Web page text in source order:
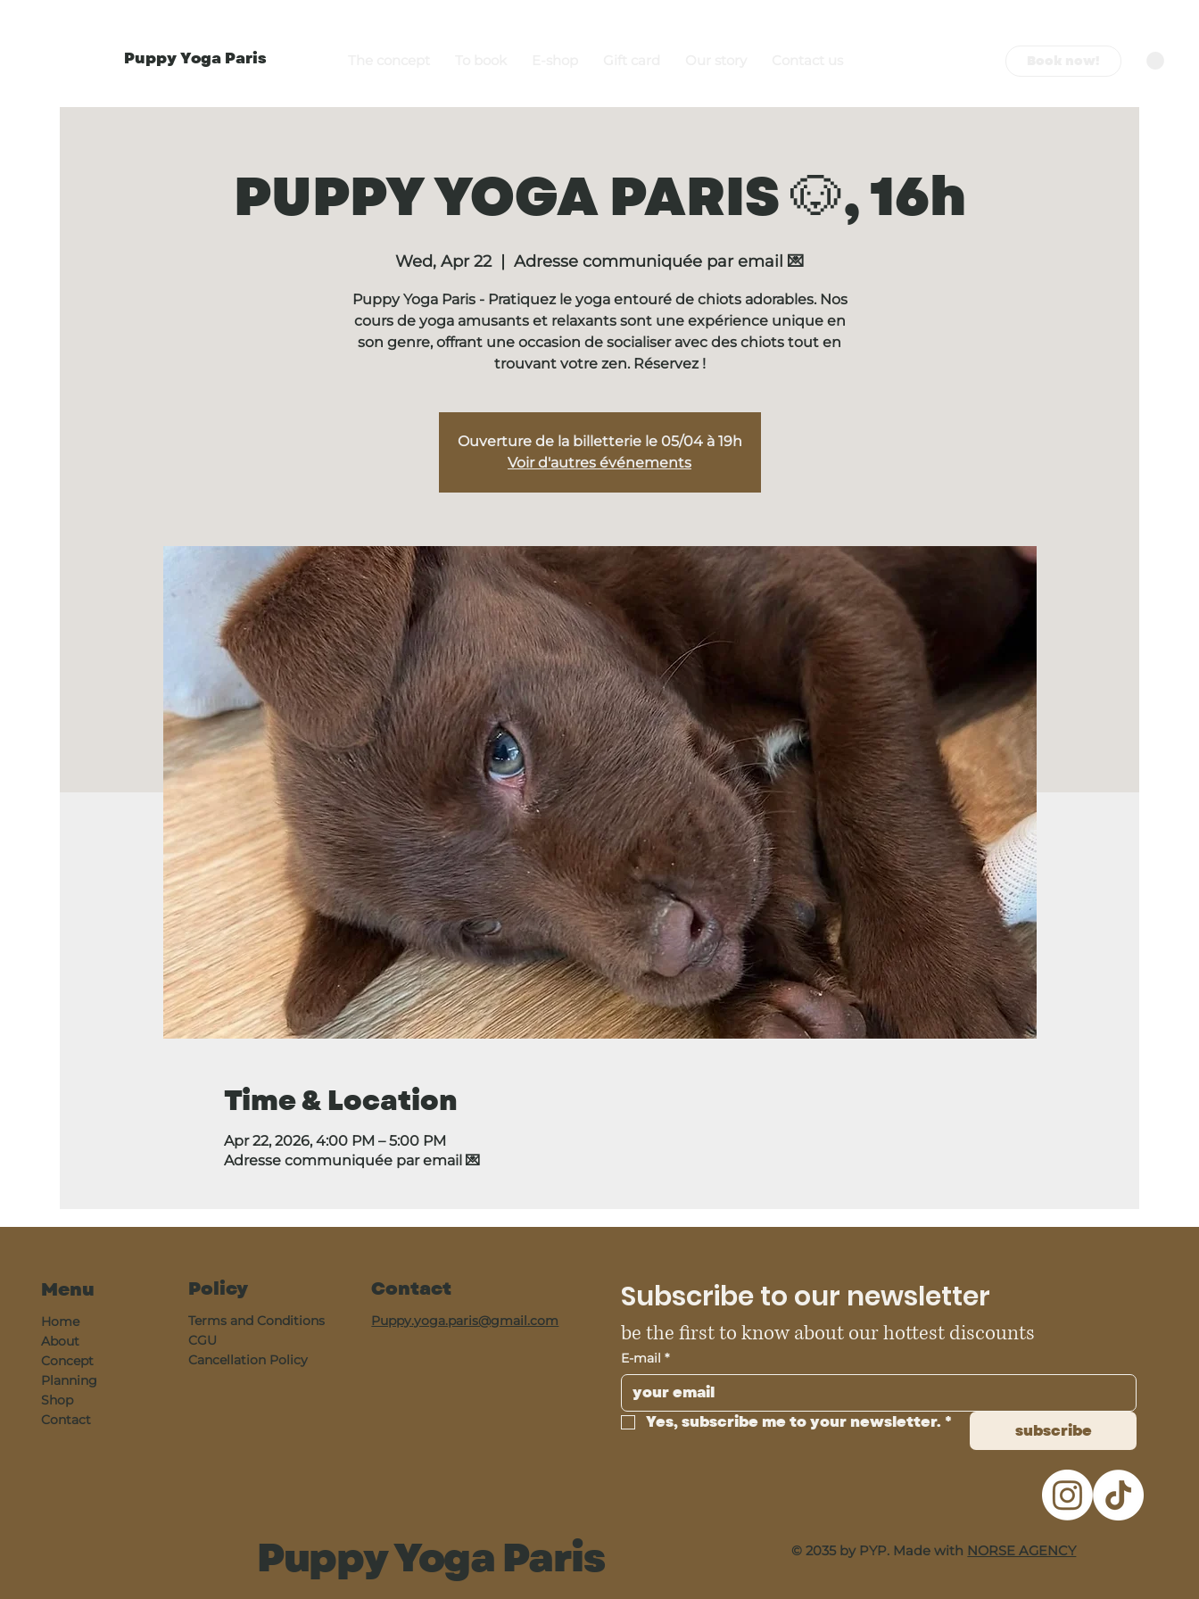
Puppy Yoga Paris
PUPPY YOGA PARIS 🐶, 16h
Wed, Apr 22
  |
Adresse communiquée par email 💌
Puppy Yoga Paris - Pratiquez le yoga entouré de chiots adorables. Nos
cours de yoga amusants et relaxants sont une expérience unique en
son genre, offrant une occasion de socialiser avec des chiots tout en
trouvant votre zen. Réservez !
Ouverture de la billetterie le 05/04 à 19h
Voir d'autres événements
Time & Location
Apr 22, 2026, 4:00 PM – 5:00 PM
Adresse communiquée par email 💌
Menu
Home
About
Concept
Planning
Shop
Contact
Policy
Terms and Conditions
CGU
Cancellation Policy
Contact
Puppy.yoga.paris@gmail.com
Subscribe to our newsletter
be the first to know about our hottest discounts
E-mail *
Yes, subscribe me to your newsletter. * subscribe
Puppy Yoga Paris © 2035 by PYP. Made with NORSE AGENCY